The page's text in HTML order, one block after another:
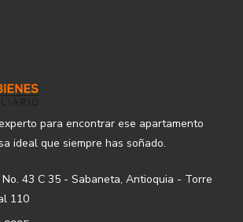
para encontrar ese apartamento
ideal que siempre has soñado.
43 C 35 - Sabaneta, Antioquia - Torre
110